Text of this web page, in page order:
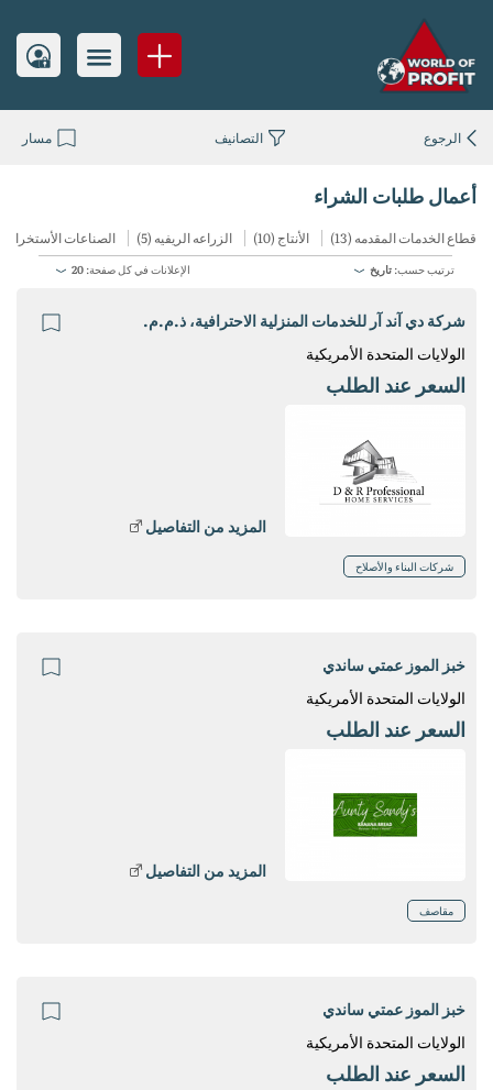
أعمال طلبات الشراء
قطاع الخدمات المقدمه (13) الأنتاج (10) الزراعه الريفيه (5) الصناعات الأستخراجيه
ترتيب حسب: تاريخ الإعلانات في كل صفحة: 20
شركة دي آند آر للخدمات المنزلية الاحترافية، ذ.م.م.
الولايات المتحدة الأمريكية
السعر عند الطلب
المزيد من التفاصيل
شركات البناء والأصلاح
خبز الموز عمتي ساندي
الولايات المتحدة الأمريكية
السعر عند الطلب
المزيد من التفاصيل
مقاصف
خبز الموز عمتي ساندي
الولايات المتحدة الأمريكية
السعر عند الطلب
الرجوع التصانيف مسار